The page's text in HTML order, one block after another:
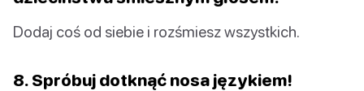
Dodaj coś od siebie i rozśmiesz wszystkich.
8. Spróbuj dotknąć nosa językiem!